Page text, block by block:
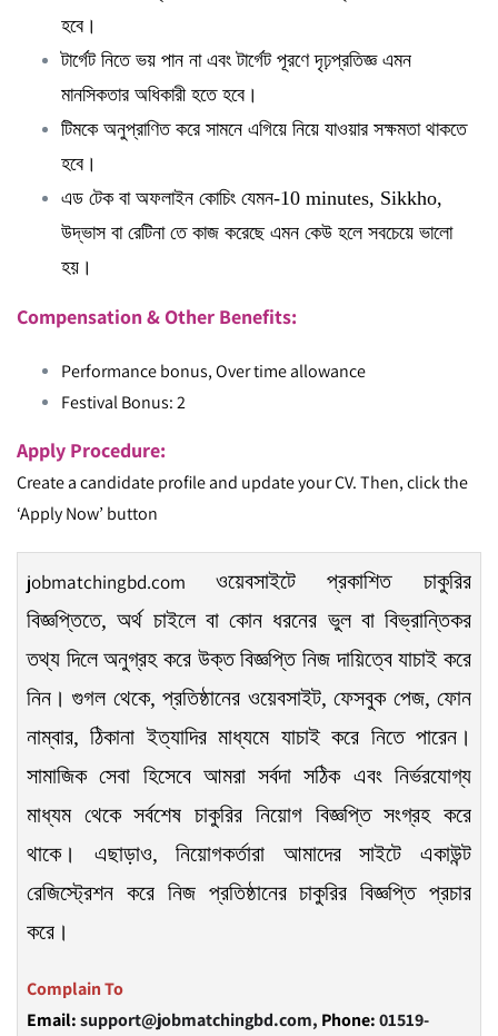
হবে।
টার্গেট নিতে ভয় পান না এবং টার্গেট পূরণে দৃঢ়প্রতিজ্ঞ এমন
মানসিকতার অধিকারী হতে হবে।
টিমকে অনুপ্রাণিত করে সামনে এগিয়ে নিয়ে যাওয়ার সক্ষমতা থাকতে
হবে।
এড টেক বা অফলাইন কোচিং যেমন-10 minutes, Sikkho,
উদ্ভাস বা রেটিনা তে কাজ করেছে এমন কেউ হলে সবচেয়ে ভালো
হয়।
Compensation & Other Benefits:
Performance bonus, Over time allowance
Festival Bonus: 2
Apply Procedure:
Create a candidate profile and update your CV. Then, click the
‘Apply Now’ button
jobmatchingbd.com ওয়েবসাইটে প্রকাশিত চাকুরির
বিজ্ঞপ্তিতে, অর্থ চাইলে বা কোন ধরনের ভুল বা বিভ্রান্তিকর
তথ্য দিলে অনুগ্রহ করে উক্ত বিজ্ঞপ্তি নিজ দায়িত্বে যাচাই করে
নিন। গুগল থেকে, প্রতিষ্ঠানের ওয়েবসাইট, ফেসবুক পেজ, ফোন
নাম্বার, ঠিকানা ইত্যাদির মাধ্যমে যাচাই করে নিতে পারেন।
সামাজিক সেবা হিসেবে আমরা সর্বদা সঠিক এবং নির্ভরযোগ্য
মাধ্যম থেকে সর্বশেষ চাকুরির নিয়োগ বিজ্ঞপ্তি সংগ্রহ করে
থাকে। এছাড়াও, নিয়োগকর্তারা আমাদের সাইটে একাউন্ট
রেজিস্ট্রেশন করে নিজ প্রতিষ্ঠানের চাকুরির বিজ্ঞপ্তি প্রচার
করে।
Complain To
Email:support@jobmatchingbd.com, Phone:01519-